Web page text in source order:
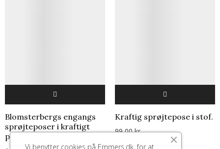
Blomsterbergs engangs
sprøjteposer i kraftigt
plastik.
Kraftig sprøjtepose i stof.
99,00 kr.
Vi benytter cookies på Emmers.dk, for at